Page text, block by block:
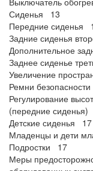
Сиденья 13
Передние сиденья
Задние сиденья
Дополнительное
Заднее сиденье
Увеличение
Ремни
Регулирование
(передние
Детские сиденья 17
Младенцы и дети
Подростки 17
Меры